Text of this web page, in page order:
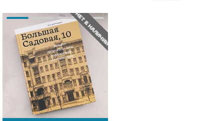
НЕТ В НАЛИЧИИ